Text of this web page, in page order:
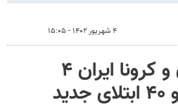
۴ شهریور ۱۴۰۲ - ۱۵:۰۵
آمار واکسیناسیون و کرونا ایران ۴